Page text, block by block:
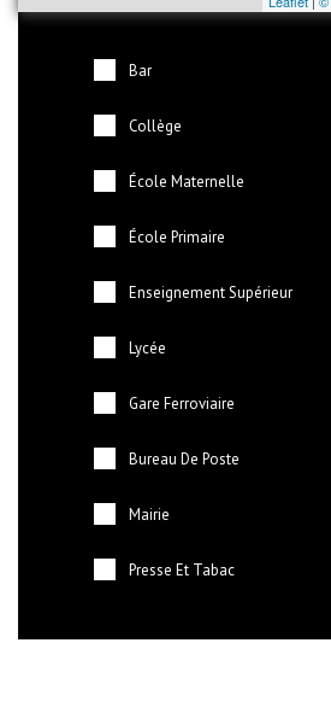
Bar
Collège
École Maternelle
École Primaire
Enseignement Supérieur
Lycée
Gare Ferroviaire
Bureau De Poste
Mairie
Presse Et Tabac